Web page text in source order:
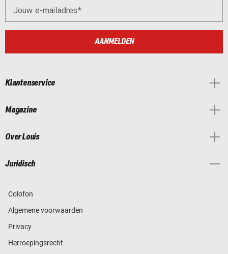
Jouw e-mailadres
AANMELDEN
Klantenservice
Magazine
Over Louis
Juridisch
Colofon
Algemene voorwaarden
Privacy
Herroepingsrecht